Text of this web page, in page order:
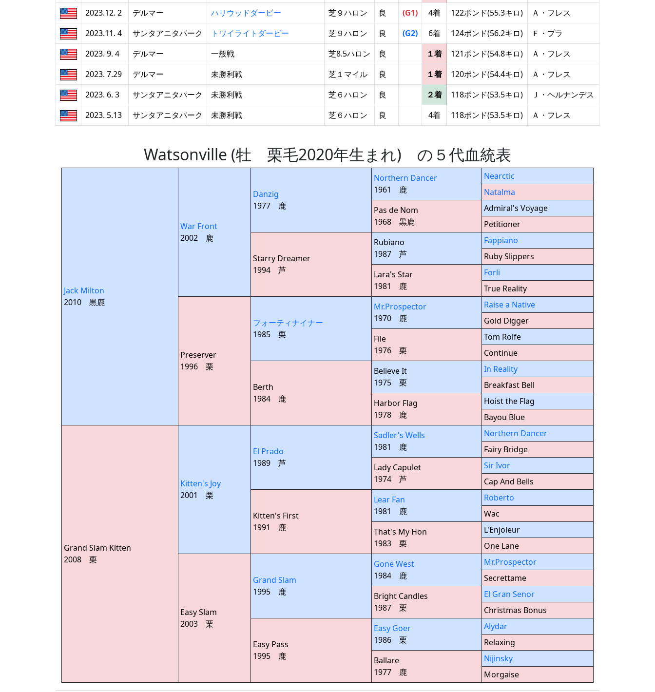
2023.12. 2
デルマー ハリウッドダービー 芝９ハロン 良 (G1) 4着 122ポンド(55.3キロ)
Ａ・フレス
2023.11. 4
サンタアニタパーク トワイライトダービー 芝９ハロン 良 (G2) 6着 124ポンド(56.2キロ)
Ｆ・プラ
2023. 9. 4
デルマー 一般戦 芝8.5ハロン 良 １着 121ポンド(54.8キロ)
Ａ・フレス
2023. 7.29
デルマー 未勝利戦 芝１マイル 良 １着 120ポンド(54.4キロ)
Ａ・フレス
2023. 6. 3
サンタアニタパーク 未勝利戦 芝６ハロン 良 ２着 118ポンド(53.5キロ)
Ｊ・ヘルナンデス
2023. 5.13
サンタアニタパーク 未勝利戦 芝６ハロン 良 4着 118ポンド(53.5キロ) Ａ・フレス
Watsonville (牡 栗毛2020年生まれ) の５代血統表
Jack Milton
2010 黒鹿
War Front
2002 鹿
Danzig
1977 鹿
Northern Dancer
1961 鹿
Nearctic
Natalma
Pas de Nom
1968 黒鹿
Admiral's Voyage
Petitioner
Starry Dreamer
1994 芦
Rubiano
1987 芦
Fappiano
Ruby Slippers
Lara's Star
1981 鹿
Forli
True Reality
Preserver
1996 栗
フォーティナイナー
1985 栗
Mr.Prospector
1970 鹿
Raise a Native
Gold Digger
File
1976 栗
Tom Rolfe
Continue
Berth
1984 鹿
Believe It
1975 栗
In Reality
Breakfast Bell
Harbor Flag
1978 鹿
Hoist the Flag
Bayou Blue
Grand Slam Kitten
2008 栗
Kitten's Joy
2001 栗
El Prado
1989 芦
Sadler's Wells
1981 鹿
Northern Dancer
Fairy Bridge
Lady Capulet
1974 芦
Sir Ivor
Cap And Bells
Kitten's First
1991 鹿
Lear Fan
1981 鹿
Roberto
Wac
That's My Hon
1983 栗
L'Enjoleur
One Lane
Easy Slam
2003 栗
Grand Slam
1995 鹿
Gone West
1984 鹿
Mr.Prospector
Secrettame
Bright Candles
1987 栗
El Gran Senor
Christmas Bonus
Easy Pass
1995 鹿
Easy Goer
1986 栗
Alydar
Relaxing
Ballare
1977 鹿
Nijinsky
Morgaise